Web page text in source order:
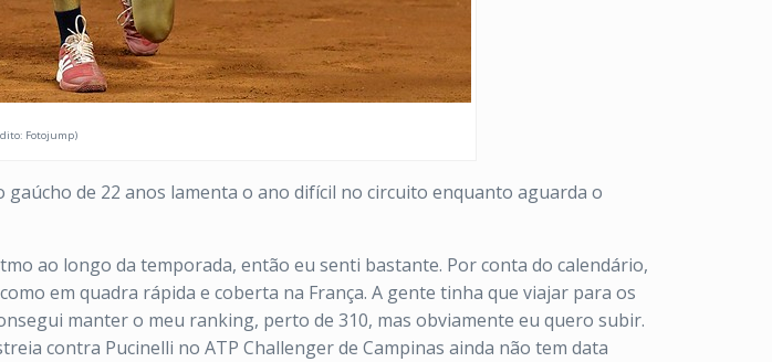
Fotojump)
de 22 anos lamenta o ano difícil no circuito enquanto aguarda o
ao longo da temporada, então eu senti bastante. Por conta do calendário,
em quadra rápida e coberta na França. A gente tinha que viajar para os
manter o meu ranking, perto de 310, mas obviamente eu quero subir.
contra Pucinelli no ATP Challenger de Campinas ainda não tem data